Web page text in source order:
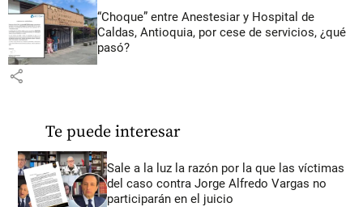
“Choque” entre Anestesiar y Hospital de
Caldas, Antioquia, por cese de servicios, ¿qué
pasó?
share
Te puede interesar
Sale a la luz la razón por la que las víctimas
del caso contra Jorge Alfredo Vargas no
participarán en el juicio